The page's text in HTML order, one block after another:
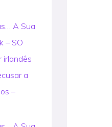
A Sua
– SO
irlandês
a
–